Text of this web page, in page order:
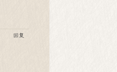
回复